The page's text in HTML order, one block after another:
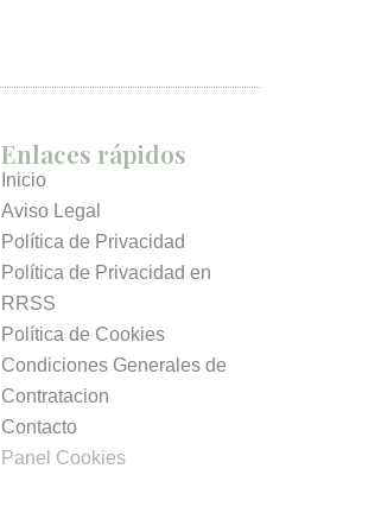
Enlaces rápidos
Inicio
Aviso Legal
Política de Privacidad
Política de Privacidad en
RRSS
Política de Cookies
Condiciones Generales de
Contratacion
Contacto
Panel Cookies